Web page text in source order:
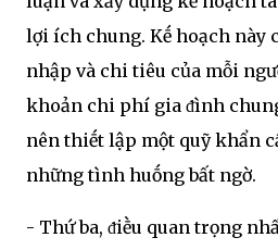
lợi ích chung. Kḗ hoạch này
nhập và chi tiêu của mỗi
khoản chi phí gia ᵭình
nên thiḗt lập một quỹ khẩn
những tình huṓng bất ngờ.
- Thứ ba, ᵭiḕu quan trọng